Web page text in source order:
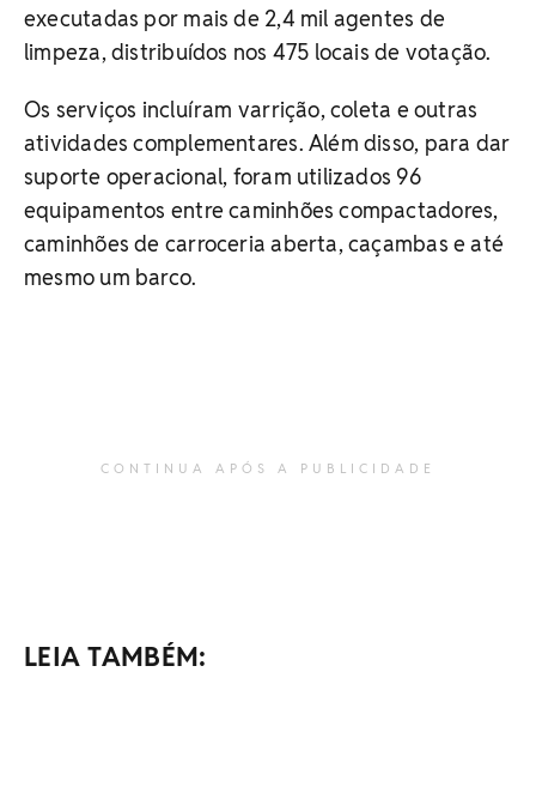
executadas por mais de 2,4 mil agentes de
limpeza, distribuídos nos 475 locais de votação.
Os serviços incluíram varrição, coleta e outras
atividades complementares. Além disso, para dar
suporte operacional, foram utilizados 96
equipamentos entre caminhões compactadores,
caminhões de carroceria aberta, caçambas e até
mesmo um barco.
CONTINUA APÓS A PUBLICIDADE
LEIA TAMBÉM: